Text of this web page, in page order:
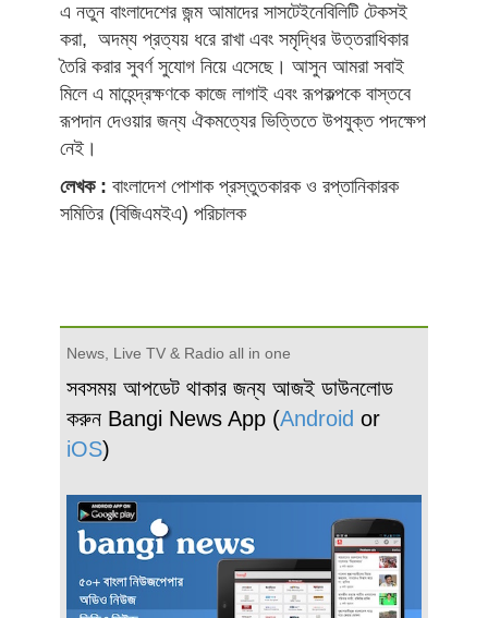
এ নতুন বাংলাদেশের জন্ম আমাদের সাসটেইনেবিলিটি টেকসই
করা, অদম্য প্রত্যয় ধরে রাখা এবং সমৃদ্ধির উত্তরাধিকার
তৈরি করার সুবর্ণ সুযোগ নিয়ে এসেছে। আসুন আমরা সবাই
মিলে এ মাহেন্দ্রক্ষণকে কাজে লাগাই এবং রূপকল্পকে বাস্তবে
রূপদান দেওয়ার জন্য ঐকমত্যের ভিত্তিতে উপযুক্ত পদক্ষেপ
নেই।
লেখক : বাংলাদেশ পোশাক প্রস্তুতকারক ও রপ্তানিকারক
সমিতির (বিজিএমইএ) পরিচালক
News, Live TV & Radio all in one
সবসময় আপডেট থাকার জন্য আজই ডাউনলোড
করুন Bangi News App (Android or
iOS)